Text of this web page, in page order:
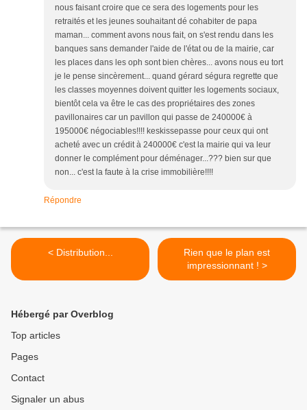
nous faisant croire que ce sera des logements pour les
retraités et les jeunes souhaitant dé cohabiter de papa
maman... comment avons nous fait, on s'est rendu dans les
banques sans demander l'aide de l'état ou de la mairie, car
les places dans les oph sont bien chères... avons nous eu tort
je le pense sincèrement... quand gérard ségura regrette que
les classes moyennes doivent quitter les logements sociaux,
bientôt cela va être le cas des propriétaires des zones
pavillonaires car un pavillon qui passe de 240000€ à
195000€ négociables!!!! keskissepasse pour ceux qui ont
acheté avec un crédit à 240000€ c'est la mairie qui va leur
donner le complément pour déménager...??? bien sur que
non... c'est la faute à la crise immobilière!!!!
Répondre
< Distribution...
Rien que le plan est
impressionnant ! >
Hébergé par Overblog
Top articles
Pages
Contact
Signaler un abus